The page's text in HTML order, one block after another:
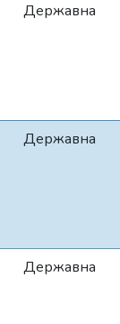
Державна
Державна
Державна